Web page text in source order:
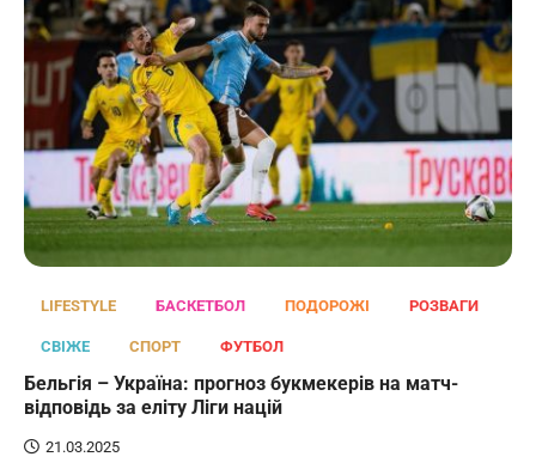
LIFESTYLE БАСКЕТБОЛ ПОДОРОЖІ РОЗВАГИ
СВІЖЕ СПОРТ ФУТБОЛ
Бельгія – Україна: прогноз букмекерів на матч-
відповідь за еліту Ліги націй
21.03.2025